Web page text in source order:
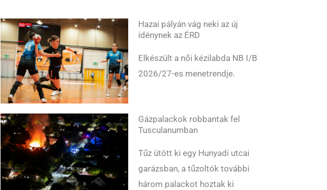
Hazai pályán vág neki az új
idénynek az ÉRD
Elkészült a női kézilabda NB I/B
2026/27-es menetrendje.
Gázpalackok robbantak fel
Tusculanumban
Tűz ütött ki egy Hunyadi utcai
garázsban, a tűzoltók további
három palackot hoztak ki